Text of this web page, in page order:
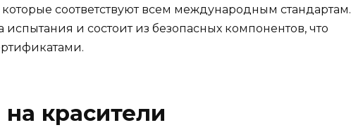
соответствуют всем международным стандартам.
и состоит из безопасных компонентов, что
красители